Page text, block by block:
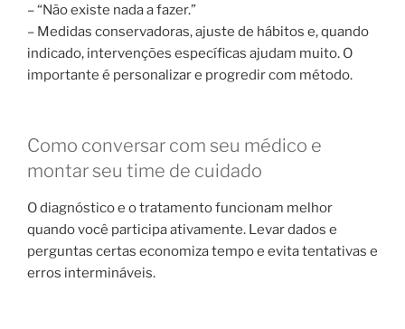
– “Não existe nada a fazer.”
– Medidas conservadoras, ajuste de hábitos e, quando
indicado, intervenções específicas ajudam muito. O
importante é personalizar e progredir com método.
Como conversar com seu médico e
montar seu time de cuidado
O diagnóstico e o tratamento funcionam melhor
quando você participa ativamente. Levar dados e
perguntas certas economiza tempo e evita tentativas e
erros intermináveis.